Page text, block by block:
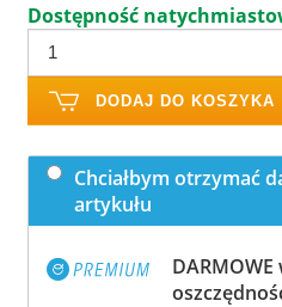
Dostępność
DODAJ DO KOSZYKA
Chciałbym otrzymać
artykułu